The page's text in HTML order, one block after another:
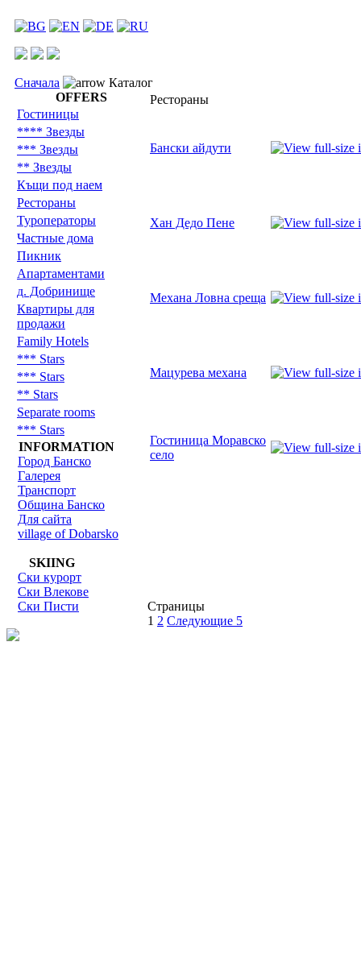
Сначала
Каталог
OFFERS
Гостиницы
**** Звезды
*** Звезды
** Звезды
Къщи под наем
Рестораны
Туроператоры
Частные дома
Пикник
Aпартаментами
д. Добринище
Квартиры для
продажи
Family Hotels
*** Stars
*** Stars
** Stars
Separate rooms
*** Stars
INFORMATION
Город Банско
Галерея
Транспорт
Община Банско
Для сайта
village of Dobarsko
SKIING
Ски курорт
Ски Влекове
Ски Писти
Рестораны
Бански айдути
Хан Дедо Пене
Механа Ловна среща
Мацурева механа
Гостиница Моравско
село
Страницы
1 2 Следующие 5